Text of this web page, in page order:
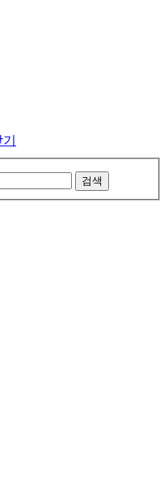
검색